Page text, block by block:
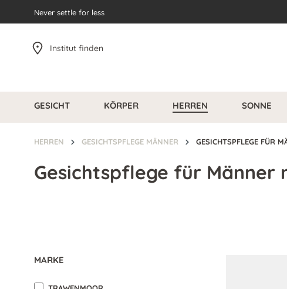
Zur Hauptnavigation springen
Never settle for less
Institut finden
GESICHT KÖRPER HERREN SONNE
HERREN GESICHTSPFLEGE MÄNNER GESICHTSPFLEGE FÜR
Gesichtspflege für Männer
MARKE